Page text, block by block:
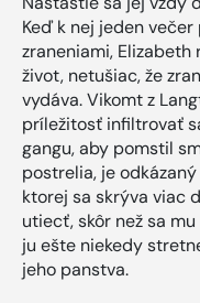
Keď k nej jeden
zraneniami, Elizabeth
život, netušiac, že
vydáva. Vikomt z
príležitosť infiltrovať
gangu, aby pomstil
postrelia, je
ktorej sa skrýva viac
utiecť, skôr než sa
ju ešte niekedy
jeho panstva.